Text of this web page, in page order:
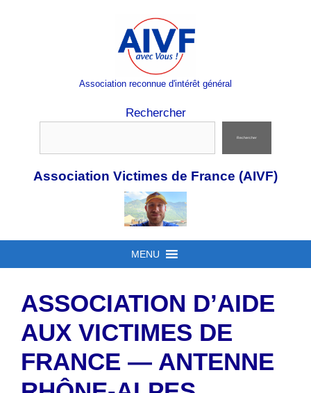
Association reconnue d'intérêt général
Rechercher
Rechercher
Association Victimes de France (AIVF)
MENU
ASSOCIATION D’AIDE
AUX VICTIMES DE
FRANCE — ANTENNE